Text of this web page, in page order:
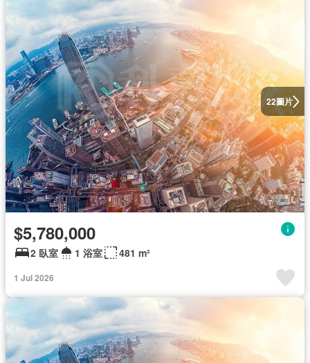
22圖片
$5,780,000
2 臥室 1 浴室 481 m²
1 Jul 2026